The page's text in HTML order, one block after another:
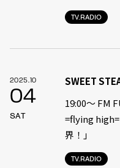
TV.RADIO
2025.10
04
SAT
TV.RADIO
SWEET
19:00〜 FM
=flying high=
界！」